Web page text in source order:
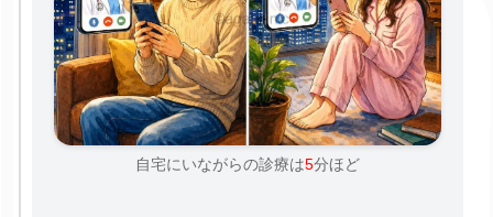
自宅にいながらの診療は5分ほど